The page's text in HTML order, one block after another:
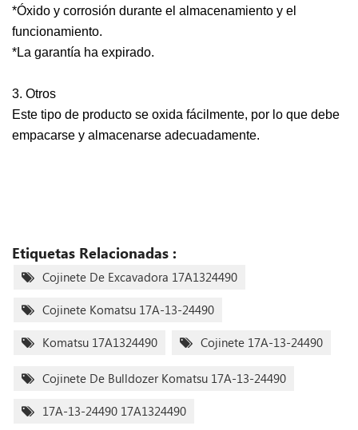
*Óxido y corrosión durante el almacenamiento y el
funcionamiento.
*La garantía ha expirado.
3. Otros
Este tipo de producto se oxida fácilmente, por lo que debe
empacarse y almacenarse adecuadamente.
Etiquetas Relacionadas :
Cojinete De Excavadora 17A1324490
Cojinete Komatsu 17A-13-24490
Komatsu 17A1324490 Cojinete 17A-13-24490
Cojinete De Bulldozer Komatsu 17A-13-24490
17A-13-24490 17A1324490